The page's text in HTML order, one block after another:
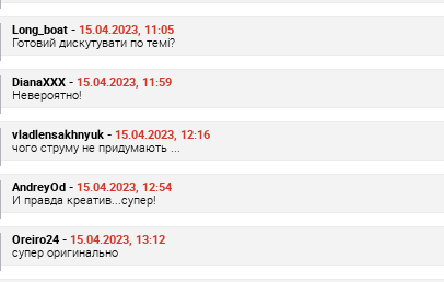
Long_boat - 15.04.2023, 11:05
Готовий дискутувати по темі?
DianaXXX - 15.04.2023, 11:59
Невероятно!
vladlensakhnyuk - 15.04.2023, 12:16
чого струму не придумають ...
AndreyOd - 15.04.2023, 12:54
И правда креатив...супер!
Oreiro24 - 15.04.2023, 13:12
супер оригинально